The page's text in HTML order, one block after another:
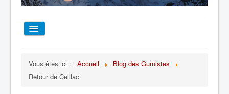
TOUT SUR LE GUMS
Vous êtes ici : Accueil
Blog des Gumistes
Retour de Ceillac